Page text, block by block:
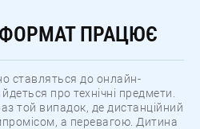
ПРАЦЮЄ
ставляться до онлайн-
про технічні предмети.
той випадок, де дистанційний
а перевагою. Дитина